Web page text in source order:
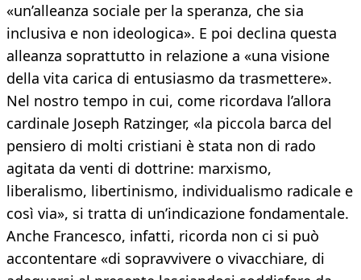
«un’alleanza sociale per la speranza, che sia
inclusiva e non ideologica». E poi declina questa
alleanza soprattutto in relazione a «una visione
della vita carica di entusiasmo da trasmettere».
Nel nostro tempo in cui, come ricordava l’allora
cardinale Joseph Ratzinger, «la piccola barca del
pensiero di molti cristiani è stata non di rado
agitata da venti di dottrine: marxismo,
liberalismo, libertinismo, individualismo radicale e
così via», si tratta di un’indicazione fondamentale.
Anche Francesco, infatti, ricorda non ci si può
accontentare «di sopravvivere o vivacchiare, di